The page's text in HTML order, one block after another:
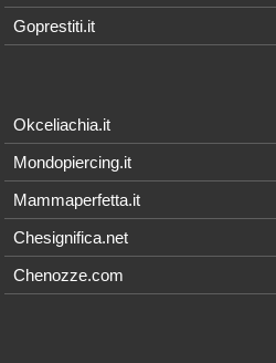
Goprestiti.it
Okceliachia.it
Mondopiercing.it
Mammaperfetta.it
Chesignifica.net
Chenozze.com